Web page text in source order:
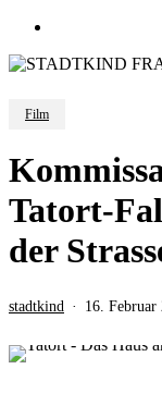
Film
Tatort-
der
stadtkind 16. Februar